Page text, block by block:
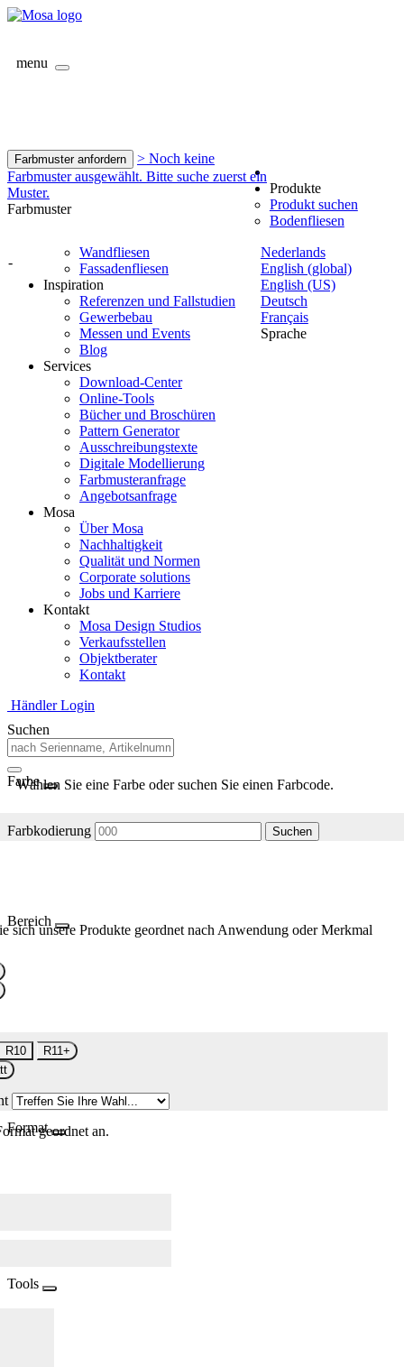
menu
Farbmuster anfordern
> Noch keine
Farbmuster ausgewählt. Bitte suche zuerst ein
Muster.
Farbmuster
-
Nederlands
English (global)
English (US)
Deutsch
Français
Sprache
Produkte
Produkt suchen
Bodenfliesen
Wandfliesen
Fassadenfliesen
Inspiration
Referenzen und Fallstudien
Gewerbebau
Messen und Events
Blog
Services
Download-Center
Online-Tools
Bücher und Broschüren
Pattern Generator
Ausschreibungstexte
Digitale Modellierung
Farbmusteranfrage
Angebotsanfrage
Mosa
Über Mosa
Nachhaltigkeit
Qualität und Normen
Corporate solutions
Jobs und Karriere
Kontakt
Mosa Design Studios
Verkaufsstellen
Objektberater
Kontakt
Händler Login
Suchen
Farbe
Wählen Sie eine Farbe oder suchen Sie einen Farbcode.
Farbkodierung Suchen
Bereich
sich unsere Produkte geordnet nach Anwendung oder Merkmal
R10
R11+
Formatgeordnet an.
Tools